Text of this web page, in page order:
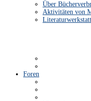
Über
Aktivitäten von
Literaturwerkstatt
Foren